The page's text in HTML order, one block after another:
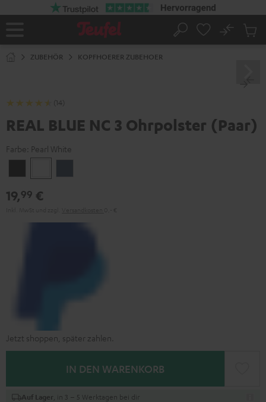
Startseite
Suche
No
ZUBEHÖR KOPFHOERER ZUBEHOER
(14)
REAL BLUE NC 3 Ohrpolster (Paar)
Farbe: Pearl White
Black White
19,99 €
Jetzt shoppen, später zahlen.
IN DEN WARENKORB
Auf Lager , in 3 – 5 Werktagen bei dir